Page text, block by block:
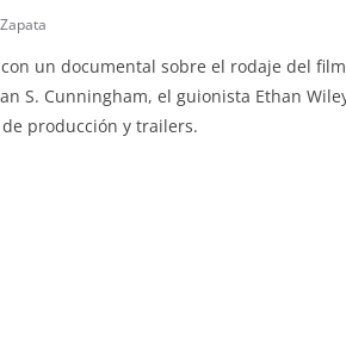
un documental sobre el rodaje del
S. Cunningham, el guionista Ethan
producción y trailers.